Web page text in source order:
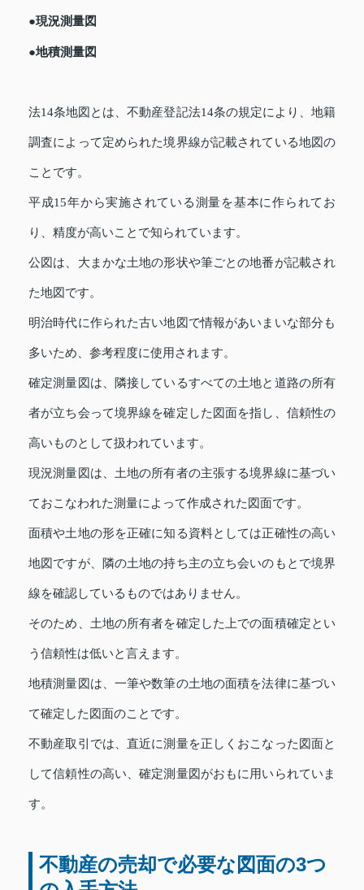
●現況測量図
●地積測量図
法14条地図とは、不動産登記法14条の規定により、地籍
調査によって定められた境界線が記載されている地図の
ことです。
平成15年から実施されている測量を基本に作られてお
り、精度が高いことで知られています。
公図は、大まかな土地の形状や筆ごとの地番が記載され
た地図です。
明治時代に作られた古い地図で情報があいまいな部分も
多いため、参考程度に使用されます。
確定測量図は、隣接しているすべての土地と道路の所有
者が立ち会って境界線を確定した図面を指し、信頼性の
高いものとして扱われています。
現況測量図は、土地の所有者の主張する境界線に基づい
ておこなわれた測量によって作成された図面です。
面積や土地の形を正確に知る資料としては正確性の高い
地図ですが、隣の土地の持ち主の立ち会いのもとで境界
線を確認しているものではありません。
そのため、土地の所有者を確定した上での面積確定とい
う信頼性は低いと言えます。
地積測量図は、一筆や数筆の土地の面積を法律に基づい
て確定した図面のことです。
不動産取引では、直近に測量を正しくおこなった図面と
して信頼性の高い、確定測量図がおもに用いられていま
す。
不動産の売却で必要な図面の3つ